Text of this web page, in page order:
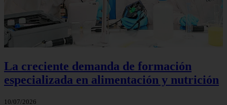
La creciente demanda de formación
especializada en alimentación y nutrición
10/07/2026